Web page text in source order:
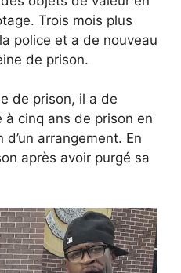
Trois mois plus
police et a de nouveau
de prison.
de prison, il a de
cinq ans de prison en
arrangement. En
après avoir purgé sa